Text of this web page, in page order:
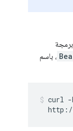
، باسم
curl -